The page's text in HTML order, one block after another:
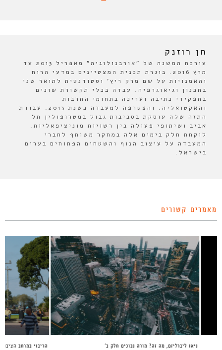
חן רוזנק
עורכת המשנה של "אורבנולוגיה" מאפריל 2013 עד
מרץ 2016. בוגרת תכנית המצטיינים במדעי הרוח
והאמנויות על שם מרק ריץ' וסטודנטית לתואר שני
בתכנון וגיאוגרפיה. עבדה בכלי תקשורת שונים
בתפקידי כתיבה ועריכה בתחומי התרבות
והאקטואליה, והצטרפה למעבדה בשנת 2013. עבודת
התזה שלה עוסקת בסביבות גבול במטרופולין תל
אביב ושיתופי פעולה בין רשויות מוניציפאליות.
לוקחת חלק בימים אלה במחקר משותף לחברי
המעבדה על עיצוב הנוף והשטחים הפתוחים בערים
בישראל.
מאמרים קשורים
ניאו ליברליזם, מה זה? מורה נבוכים חלק ב’